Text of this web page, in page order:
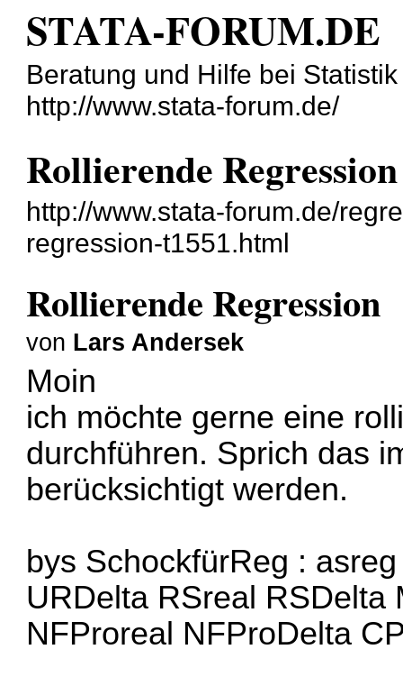
STATA-FORUM.DE
Beratung und Hilfe bei
http://www.stata-forum.de/
Rollierende Regression
http://www.stata-forum.de/
regression-t1551.html
Rollierende Regression
von Lars Andersek
Moin
ich möchte gerne eine
durchführen. Sprich das
berücksichtigt werden.
bys SchockfürReg :
URDelta RSreal RSDelta
NFProreal NFProDelta